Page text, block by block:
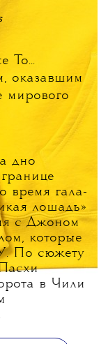
To...
оказавшим
мирового
дно
время гала-
лошадь»
с Джоном
которые
По сюжету
в Чили